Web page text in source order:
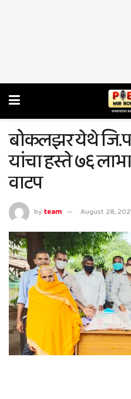
बोकलझर येथे
यांचा हस्ते ७६
वाटप
byteam August 28,